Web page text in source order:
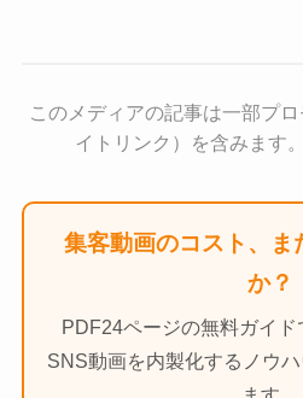
このメディアの記事は一部プ
イトリンク）を含みます。
集客動画のコスト、ま
か？
PDF24ページの無料ガイド
SNS動画を内製化するノウ